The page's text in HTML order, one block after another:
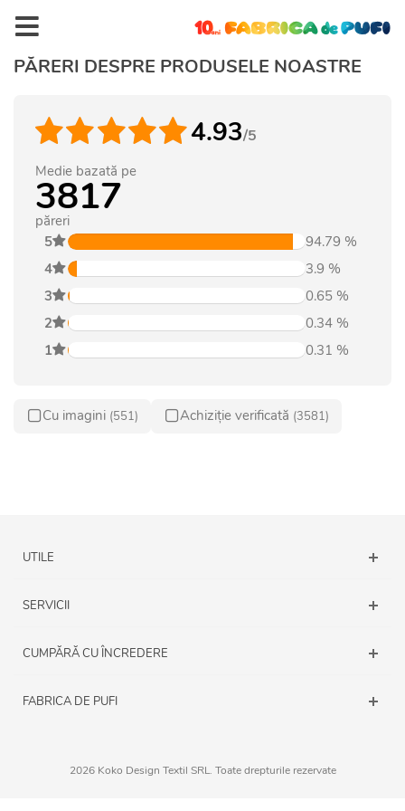
PĂRERI DESPRE PRODUSELE NOASTRE
5 94.79 %
4
3.9 %
3
0.65 %
2
0.34 %
1
0.31 %
4.93/5
Medie bazată pe
3817
păreri
Cu imagini (551) Achiziție verificată (3581)
UTILE
SERVICII
CUMPĂRĂ CU ÎNCREDERE
FABRICA DE PUFI
2026 Koko Design Textil SRL. Toate drepturile rezervate